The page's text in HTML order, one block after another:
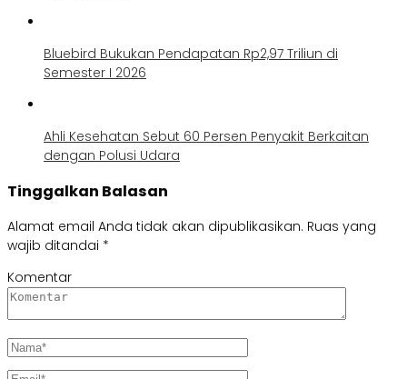
Bluebird Bukukan Pendapatan Rp2,97 Triliun di
Semester I 2026
Ahli Kesehatan Sebut 60 Persen Penyakit Berkaitan
dengan Polusi Udara
Tinggalkan Balasan
Alamat email Anda tidak akan dipublikasikan. Ruas yang
wajib ditandai *
Komentar